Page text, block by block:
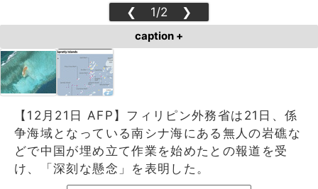
❮ 1/2 ❯
caption +
【12月21日 AFP】フィリピン外務省は21日、係
争海域となっている南シナ海にある無人の岩礁な
どで中国が埋め立て作業を始めたとの報道を受
け、「深刻な懸念」を表明した。